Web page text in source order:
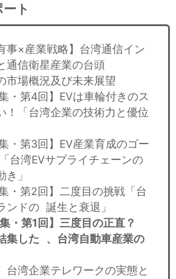
ト
事×産業戦略】台湾通信イン
通信衛星産業の台頭
市場概況及び未来展望
・第4回】EVは車輪付きのス
！「台湾企業の技術力と優位
・第3回】EV産業育成のゴー
台湾EVサプライチェーンの
」
・第2回】二度目の挑戦「台
ンドの 誕生と衰退」
・第1回】三度目の正直？
集した 、台湾自動車産業の
台湾企業テレワークの実態と